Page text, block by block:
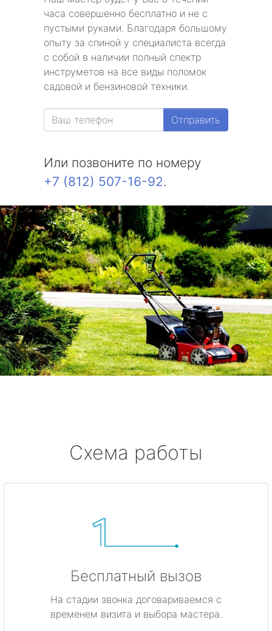
часа совершенно бесплатно и не с
пустыми руками. Благодаря большому
опыту за спиной у специалиста всегда
с собой в наличии полный спектр
инструметов на все виды поломок
садовой и бензиновой техники.
Отправить
Или позвоните по номеру
+7 (812) 507-16-92.
Схема работы
Бесплатный вызов
На стадии звонка договариваемся с
временем визита и выбора мастера.